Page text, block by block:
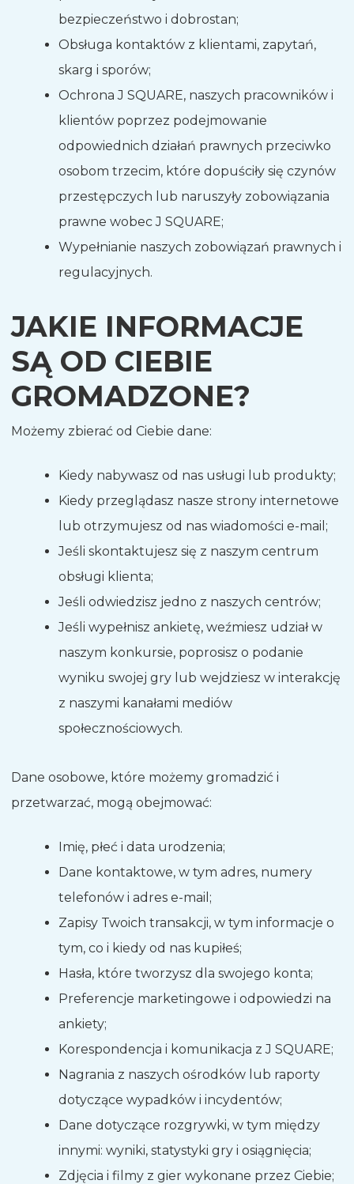
bezpieczeństwo i dobrostan;
Obsługa kontaktów z klientami, zapytań,
skarg i sporów;
Ochrona J SQUARE, naszych pracowników i
klientów poprzez podejmowanie
odpowiednich działań prawnych przeciwko
osobom trzecim, które dopuściły się czynów
przestępczych lub naruszyły zobowiązania
prawne wobec J SQUARE;
Wypełnianie naszych zobowiązań prawnych i
regulacyjnych.
JAKIE INFORMACJE
SĄ OD CIEBIE
GROMADZONE?
Możemy zbierać od Ciebie dane:
Kiedy nabywasz od nas usługi lub produkty;
Kiedy przeglądasz nasze strony internetowe
lub otrzymujesz od nas wiadomości e-mail;
Jeśli skontaktujesz się z naszym centrum
obsługi klienta;
Jeśli odwiedzisz jedno z naszych centrów;
Jeśli wypełnisz ankietę, weźmiesz udział w
naszym konkursie, poprosisz o podanie
wyniku swojej gry lub wejdziesz w interakcję
z naszymi kanałami mediów
społecznościowych.
Dane osobowe, które możemy gromadzić i
przetwarzać, mogą obejmować:
Imię, płeć i data urodzenia;
Dane kontaktowe, w tym adres, numery
telefonów i adres e-mail;
Zapisy Twoich transakcji, w tym informacje o
tym, co i kiedy od nas kupiłeś;
Hasła, które tworzysz dla swojego konta;
Preferencje marketingowe i odpowiedzi na
ankiety;
Korespondencja i komunikacja z J SQUARE;
Nagrania z naszych ośrodków lub raporty
dotyczące wypadków i incydentów;
Dane dotyczące rozgrywki, w tym między
innymi: wyniki, statystyki gry i osiągnięcia;
Zdjęcia i filmy z gier wykonane przez Ciebie;